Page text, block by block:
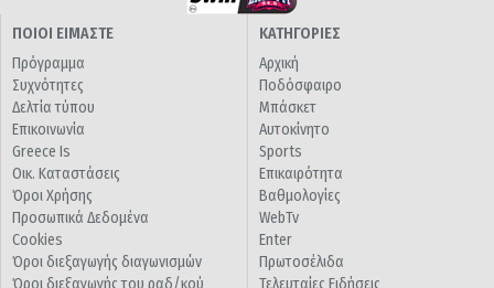
ΠΟΙΟΙ ΕΙΜΑΣΤΕ
Πρόγραμμα
Συχνότητες
Δελτία τύπου
Επικοινωνία
Greece Is
Οικ. Καταστάσεις
Όροι Χρήσης
Προσωπικά Δεδομένα
Cookies
Όροι διεξαγωγής διαγωνισμών
Όροι διεξαγωγής του ραδ/κού
ΚΑΤΗΓΟΡΙΕΣ
Αρχική
Ποδόσφαιρο
Μπάσκετ
Αυτοκίνητο
Sports
Επικαιρότητα
Βαθμολογίες
WebTv
Enter
Πρωτοσέλιδα
Τελευταίες Ειδήσεις